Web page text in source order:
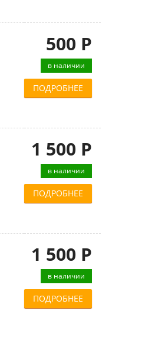
500 Р
в наличии
ПОДРОБНЕЕ
1 500 Р
в наличии
ПОДРОБНЕЕ
1 500 Р
в наличии
ПОДРОБНЕЕ